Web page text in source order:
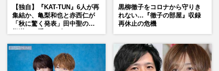
【独自】『KAT-TUN』6人が再
集結か、亀梨和也と赤西仁が
「秋に驚く発表」田中聖の刑
黒柳徹子をコロナから守りき
れない…『徹子の部屋』収録
再休止の危機